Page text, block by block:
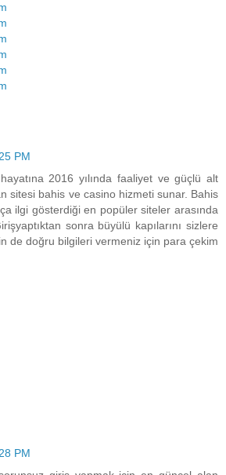
PM
hayatına 2016 yılında faaliyet ve güçlü alt
sitesi bahis ve casino hizmeti sunar. Bahis
ilgi gösterdiği en popüler siteler arasında
sonra büyülü kapılarını sizlere
de doğru bilgileri vermeniz için para çekim
PM